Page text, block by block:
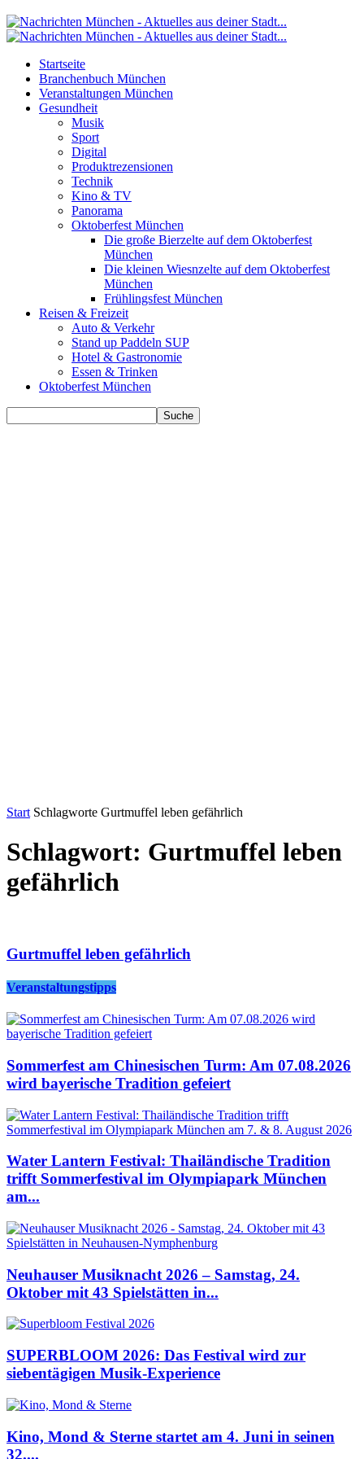
Startseite
Branchenbuch München
Veranstaltungen München
Gesundheit
Musik
Sport
Digital
Produktrezensionen
Technik
Kino & TV
Panorama
Oktoberfest München
Die große Bierzelte auf dem Oktoberfest
München
Die kleinen Wiesnzelte auf dem Oktoberfest
München
Frühlingsfest München
Reisen & Freizeit
Auto & Verkehr
Stand up Paddeln SUP
Hotel & Gastronomie
Essen & Trinken
Oktoberfest München
Start Schlagworte Gurtmuffel leben gefährlich
Schlagwort: Gurtmuffel leben
gefährlich
Gurtmuffel leben gefährlich
Veranstaltungstipps
Sommerfest am Chinesischen Turm: Am 07.08.2026
wird bayerische Tradition gefeiert
Water Lantern Festival: Thailändische Tradition
trifft Sommerfestival im Olympiapark München
am...
Neuhauser Musiknacht 2026 – Samstag, 24.
Oktober mit 43 Spielstätten in...
SUPERBLOOM 2026: Das Festival wird zur
siebentägigen Musik-Experience
Kino, Mond & Sterne startet am 4. Juni in seinen
32....